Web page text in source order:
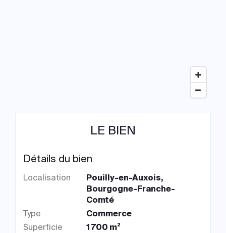
LE BIEN
Détails du bien
Localisation
Pouilly-en-Auxois,
Bourgogne-Franche-
Comté
Type
Commerce
Superficie
1 700 m²